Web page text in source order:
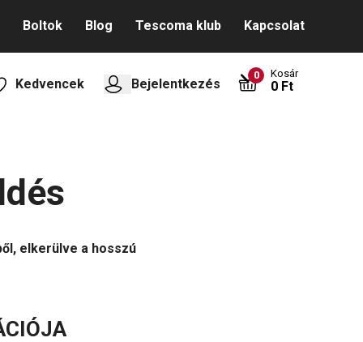
Boltok Blog Tescoma klub Kapcsolat
Kedvencek Bejelentkezés
0 Kosár
0 Ft
elkerülve a hosszú